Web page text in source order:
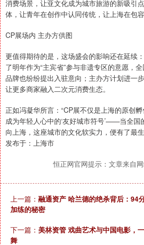
消费场景，让亚文化成为城市旅游的新吸引
体，让青年在创作中认同传统，让上海在包容
CP展场内 主办方供图
更值得期待的是，这场盛会的影响还在延续
了明年作为“主宾省”参与非遗专区的意愿，
品牌也纷纷提出入驻意向；主办方计划进一步
让更多商家融入二次元消费生态。
正如冯凝华所言：“CP展不仅是上海的原创
成为年轻人心中的‘友好城市符号’——当全国
向上海，这座城市的文化软实力，便有了最
发布于：上海市
恒正网官网提示：文章来自
上一篇： 融通资产 哈兰德的绝杀背后：94
加练的秘密
下一篇： 美林资管 戏曲艺术与中国电影，
舞